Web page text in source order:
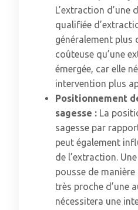
L’extraction d’une
qualifiée
généralement plus
coûteuse qu’une
émergée, car elle
intervention plus
Positionnement
sagesse : La
sagesse par
peut également
de l’extraction.
pousse de
très proche d’une
nécessitera une